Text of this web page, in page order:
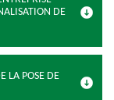
DE
LA POSE DE